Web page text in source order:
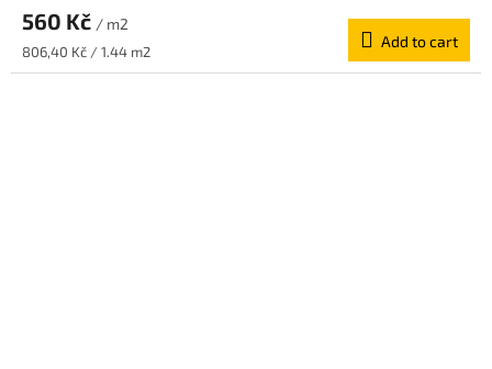
560 Kč / m2
Measure
price:
806,40 Kč / 1.44 m2
Add to cart